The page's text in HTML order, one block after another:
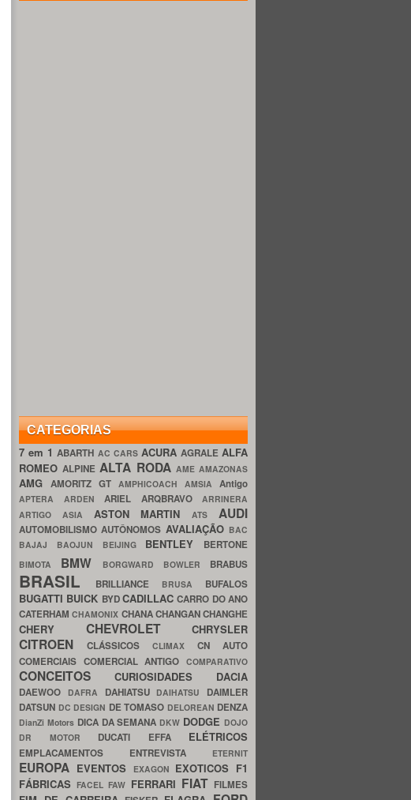
CATEGORIAS
7 em 1ABARTH AC CARS ACURA AGRALE ALFA
ROMEOALPINEALTA RODA AME AMAZONAS
AMG AMORITZ GT AMPHICOACH AMSIA Antigo
APTERA ARDEN ARIEL ARQBRAVO ARRINERA
ARTIGO ASIA ASTON MARTINATS AUDI
AUTOMOBILISMOAUTÔNOMOS AVALIAÇÃO BAC
BAJAJ BAOJUN BEIJING BENTLEY BERTONE
BIMOTA BMW BORGWARD BOWLER BRABUS
BRASIL BRILLIANCE BRUSA BUFALOS
BUGATTI BUICK BYDCADILLACCARRO DO ANO
CATERHAMCHAMONIX CHANACHANGANCHANGHE
CHERY CHEVROLET CHRYSLER
CITROEN CLÁSSICOS CLIMAX CN AUTO
COMERCIAIS COMERCIAL ANTIGOCOMPARATIVO
CONCEITOS CURIOSIDADES DACIA
DAEWOO DAFRA DAHIATSU DAIHATSU DAIMLER
DATSUN DC DESIGN DE TOMASO DELOREAN DENZA
DianZi Motors DICA DA SEMANA DKW DODGE DOJO
DR MOTOR DUCATI EFFA ELÉTRICOS
EMPLACAMENTOS ENTREVISTA ETERNIT
EUROPA EVENTOS EXAGON EXOTICOS F1
FÁBRICASFACELFAW FERRARI FIAT FILMES